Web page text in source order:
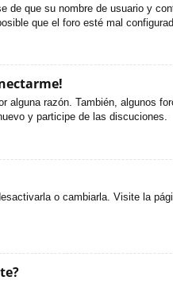
de que su nombre de usuario y
que el foro esté mal
razón. También, algunos
y participe de las discuciones.
o cambiarla. Visite la